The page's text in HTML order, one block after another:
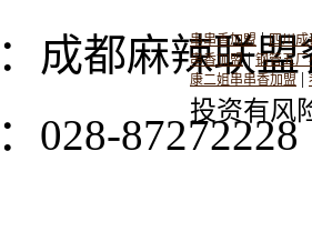
串串香加盟 |四川成
串香加盟|钢管五厂
康二姐串串香加盟|
投资有风
成都麻辣联
028-